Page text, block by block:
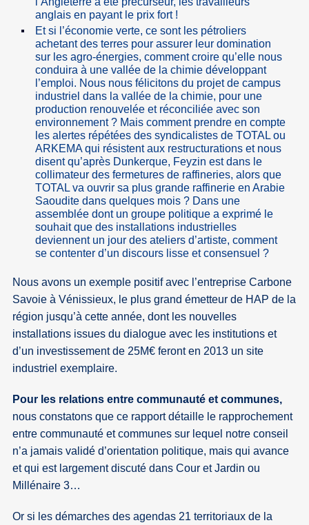
anglais en payant le prix fort !
Et si l’économie verte, ce sont les pétroliers
achetant des terres pour assurer leur domination
sur les agro-énergies, comment croire qu’elle nous
conduira à une vallée de la chimie développant
l’emploi. Nous nous félicitons du projet de campus
industriel dans la vallée de la chimie, pour une
production renouvelée et réconciliée avec son
environnement ? Mais comment prendre en compte
les alertes répétées des syndicalistes de TOTAL ou
ARKEMA qui résistent aux restructurations et nous
disent qu’après Dunkerque, Feyzin est dans le
collimateur des fermetures de raffineries, alors que
TOTAL va ouvrir sa plus grande raffinerie en Arabie
Saoudite dans quelques mois ? Dans une
assemblée dont un groupe politique a exprimé le
souhait que des installations industrielles
deviennent un jour des ateliers d’artiste, comment
se contenter d’un discours lisse et consensuel ?
Nous avons un exemple positif avec l’entreprise Carbone
Savoie à Vénissieux, le plus grand émetteur de HAP de la
région jusqu’à cette année, dont les nouvelles
installations issues du dialogue avec les institutions et
d’un investissement de 25M€ feront en 2013 un site
industriel exemplaire.
Pour les relations entre communauté et communes,
nous constatons que ce rapport détaille le rapprochement
entre communauté et communes sur lequel notre conseil
n’a jamais validé d’orientation politique, mais qui avance
et qui est largement discuté dans Cour et Jardin ou
Millénaire 3…
Or si les démarches des agendas 21 territoriaux de la